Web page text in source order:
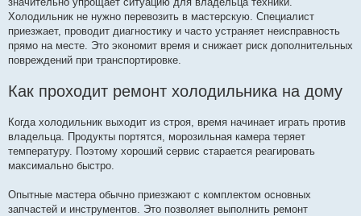
Холодильник не нужно перевозить в мастерскую. Специалист
приезжает, проводит диагностику и часто устраняет неисправность
прямо на месте. Это экономит время и снижает риск дополнительных
повреждений при транспортировке.
Как проходит ремонт холодильника на дому
Когда холодильник выходит из строя, время начинает играть против
владельца. Продукты портятся, морозильная камера теряет
температуру. Поэтому хороший сервис старается реагировать
максимально быстро.
Опытные мастера обычно приезжают с комплектом основных
запчастей и инструментов. Это позволяет выполнить ремонт